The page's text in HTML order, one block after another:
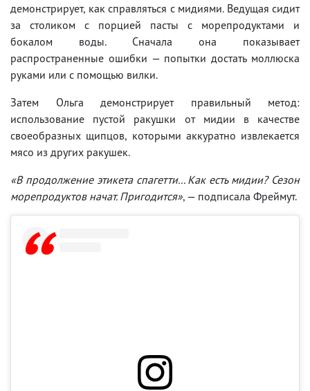
демонстрирует, как справляться с мидиями. Ведущая сидит
за столиком с порцией пасты с морепродуктами и
бокалом воды. Сначала она показывает
распространенные ошибки — попытки достать моллюска
руками или с помощью вилки.
Затем Ольга демонстрирует правильный метод:
использование пустой ракушки от мидии в качестве
своеобразных щипцов, которыми аккуратно извлекается
мясо из других ракушек.
«В продолжение этикета спагетти... Как есть мидии? Сезон
морепродуктов начат. Пригодится», — подписала Фреймут.